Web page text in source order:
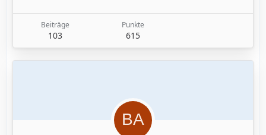
Beiträge
103
Punkte
615